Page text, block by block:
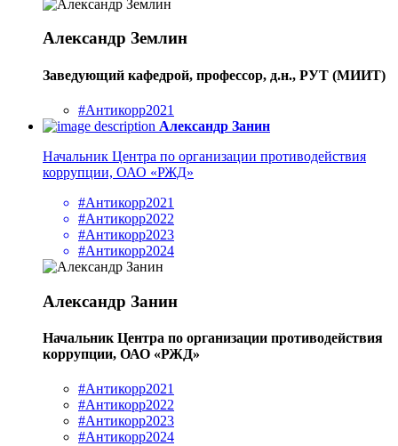
Александр Землин
Заведующий кафедрой, профессор, д.н., РУТ (МИИТ)
#Антикорр2021
Александр Занин
Начальник Центра по организации противодействия
коррупции, ОАО «РЖД»
#Антикорр2021
#Антикорр2022
#Антикорр2023
#Антикорр2024
Александр Занин
Начальник Центра по организации противодействия
коррупции, ОАО «РЖД»
#Антикорр2021
#Антикорр2022
#Антикорр2023
#Антикорр2024